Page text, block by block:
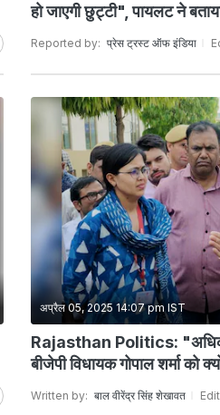
हो जाएगी छुट्टी", पायलट ने
Reported by: प्रेस ट्रस्ट ऑफ इंडिया
अप्रैल 05, 2025 14:07 pm IST
Rajasthan Politics:
बीजेपी विधायक गोपाल शर्मा को
Written by: बाल वीरेंद्र सिंह शेखावत